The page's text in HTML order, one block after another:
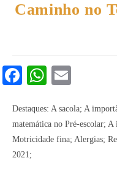
Caminho no
Fa
bo
ok
W
ts
A
ail
Destaques: A sacola; A
matemática no Pré-escolar;
Motricidade fina; Alergias;
2021;